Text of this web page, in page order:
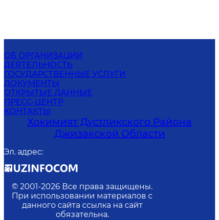
ОБ ОРГАНИЗАЦИИ
ДЕЯТЕЛЬНОСТЬ
ГОСУДАРСТВЕННЫЕ УСЛУГИ
ДОКУМЕНТЫ
ОТКРЫТЫЕ ДАННЫЕ
ПРЕСС-ЦЕНТР
КОНТАКТЫ
Хокимият Дустликского Района
Джизакской Области
Эл. адрес:
© 2001-2026 Все права защищены.
При использовании материалов с
данного сайта ссылка на сайт
обязательна.